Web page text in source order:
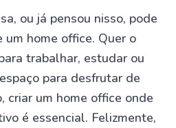
ou já pensou nisso, pode
home office. Quer o
trabalhar, estudar ou
para desfrutar de
criar um home office onde
é essencial. Felizmente,